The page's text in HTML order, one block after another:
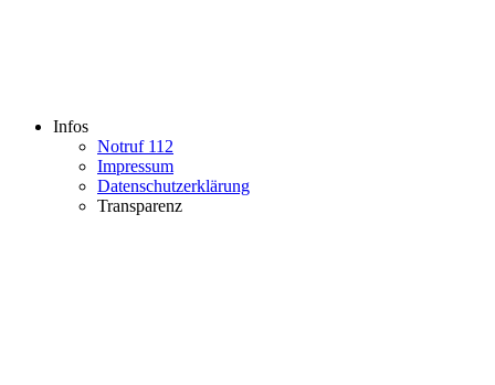
Infos
Notruf 112
Impressum
Datenschutzerklärung
Transparenz